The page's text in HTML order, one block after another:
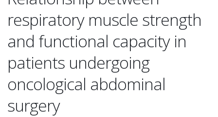
respiratory muscle strength
and functional capacity in
patients undergoing
oncological abdominal
surgery